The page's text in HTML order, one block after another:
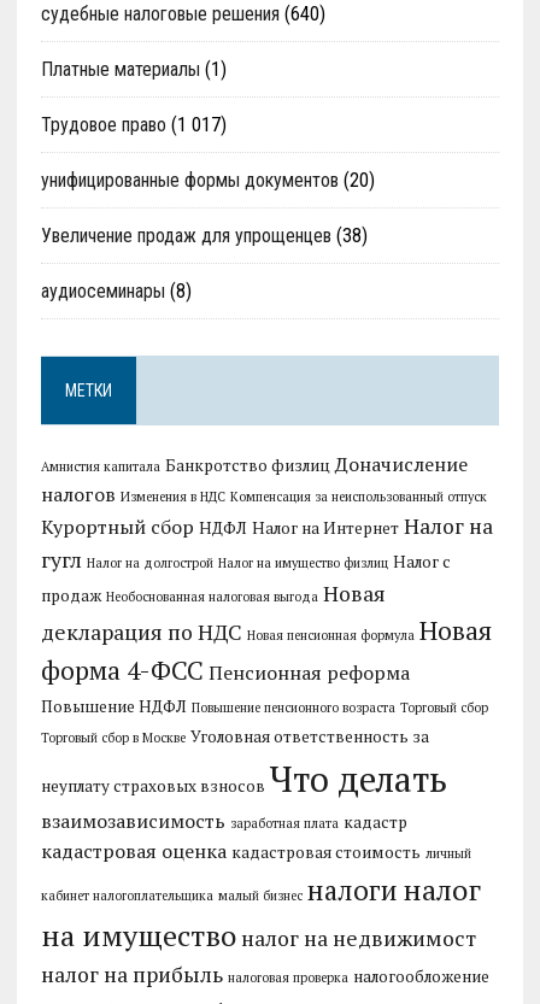
судебные налоговые решения (640)
Платные материалы (1)
Трудовое право (1 017)
унифицированные формы документов (20)
Увеличение продаж для упрощенцев (38)
аудиосеминары (8)
МЕТКИ
Амнистия капитала Банкротство физлиц Доначисление
налогов Изменения в НДС Компенсация за неиспользованный отпуск
Курортный сбор НДФЛ Налог на Интернет Налог на
гугл Налог на долгострой Налог на имущество физлиц Налог с
продаж Необоснованная налоговая выгода Новая
декларация по НДС Новая пенсионная формула Новая
форма 4-ФСС Пенсионная реформа
Повышение НДФЛ Повышение пенсионного возраста Торговый сбор
Торговый сбор в Москве Уголовная ответственность за
неуплату страховых взносов Что делать
взаимозависимость заработная плата кадастр
кадастровая оценка кадастровая стоимость личный
кабинет налогоплательщика малый бизнес налоги налог
на имущество налог на недвижимост
налог на прибыль налоговая проверка налогообложение